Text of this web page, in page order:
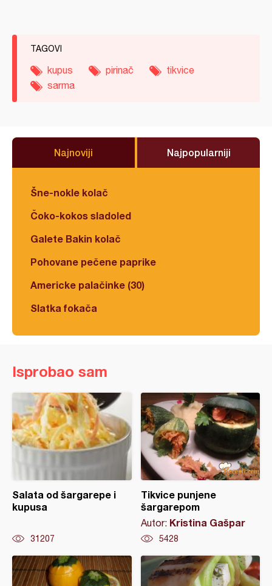
TAGOVI
kupus pirinač
tikvice
sarma
Najnoviji Najpopularniji
Šne-nokle kolač
Čoko-kokos sladoled
Galete Bakin kolač
Pohovane pečene paprike
Americke palačinke (30)
Slatka fokača
Isprobao sam
Salata od šargarepe i
kupusa
31207
Tikvice punjene
šargarepom
Autor: Kristina Gašpar
5428